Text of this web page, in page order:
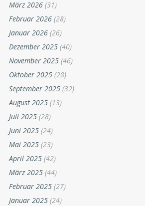
März 2026 (31)
Februar 2026 (28)
Januar 2026 (26)
Dezember 2025 (40)
November 2025 (46)
Oktober 2025 (28)
September 2025 (32)
August 2025 (13)
Juli 2025 (28)
Juni 2025 (24)
Mai 2025 (23)
April 2025 (42)
März 2025 (44)
Februar 2025 (27)
Januar 2025 (24)